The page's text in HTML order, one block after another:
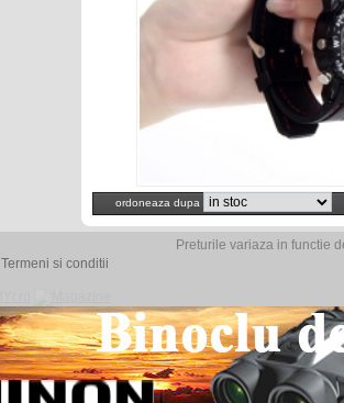
ordoneaza dupa
Preturile variaza in functie
Termeni si conditii